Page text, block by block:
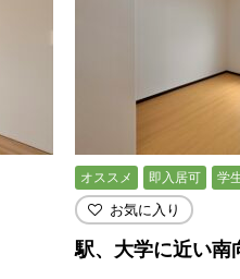
オススメ 即入居可 学
お気に入り
駅、大学に近い南